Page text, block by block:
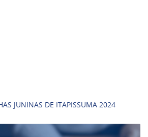
JUNINAS DE ITAPISSUMA 2024